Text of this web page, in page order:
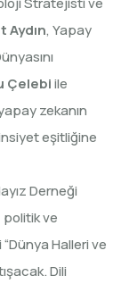
Aydın, Yapay
Çelebiile
zekanın
eşitliğine
Derneği
politik ve
Halleri ve
Dili